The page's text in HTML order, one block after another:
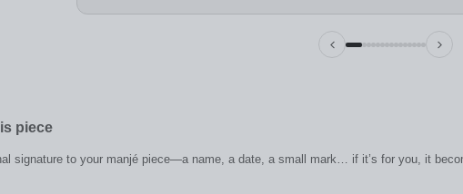
piece
signature to your manjé piece—a name, a date, a small mark… if it’s for you, it